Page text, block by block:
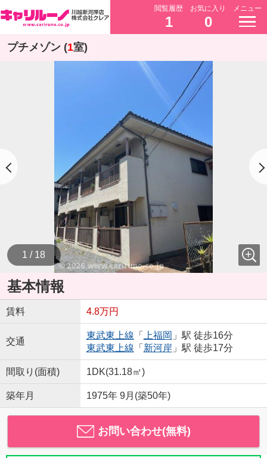
閲覧履歴
1
お気に入り
0
メニュー
プチメゾン (1室)
1 / 18
基本情報
賃料 4.8万円
交通
東武東上線 「 上福岡 」駅 徒歩16分
東武東上線 「 新河岸 」駅 徒歩17分
間取り(面積) 1DK(31.18㎡)
築年月 1975年 9月(築50年)
お問い合わせ(無料)